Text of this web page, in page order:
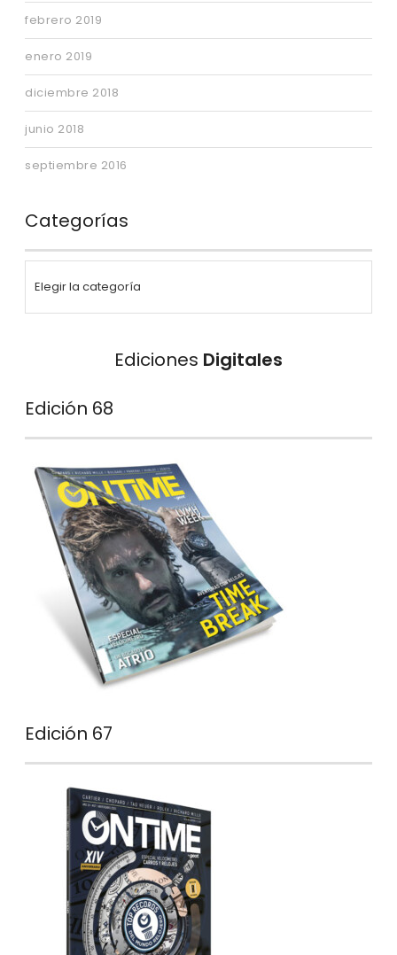
febrero 2019
enero 2019
diciembre 2018
junio 2018
septiembre 2016
Categorías
Ediciones Digitales
Edición 68
Edición 67